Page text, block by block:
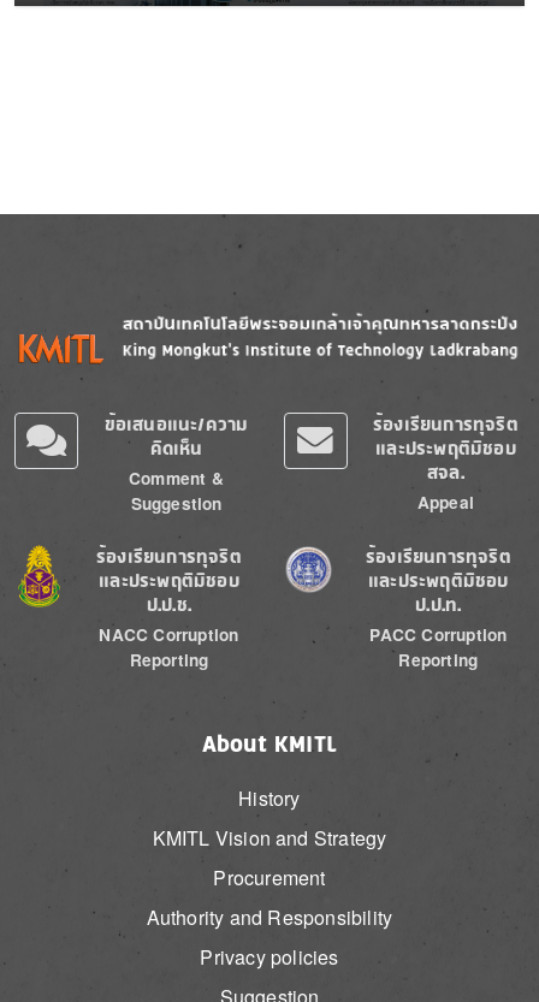
Image
ข้อเสนอแนะ/ความ
คิดเห็น
Comment &
Suggestion
ร้องเรียนการทุจริต
และประพฤติมิชอบ
สจล.
Appeal
Image
ร้องเรียนการทุจริต
และประพฤติมิชอบ
ป.ป.ช.
NACC Corruption
Reporting
Image
ร้องเรียนการทุจริต
และประพฤติมิชอบ
ป.ป.ท.
PACC Corruption
Reporting
About KMITL
History
KMITL Vision and Strategy
Procurement
Authority and Responsibility
Privacy policies
Suggestion